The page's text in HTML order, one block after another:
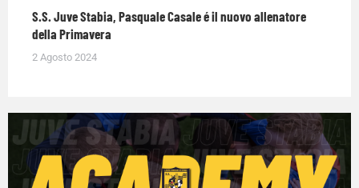
S.S. Juve Stabia, Pasquale Casale é il nuovo allenatore
della Primavera
2 Agosto 2024